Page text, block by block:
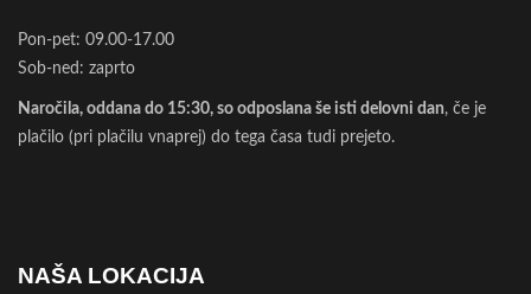
Pon-pet: 09.00-17.00
Sob-ned: zaprto
Naročila, oddana do 15:30, so odposlana še isti delovni dan, če je
plačilo (pri plačilu vnaprej) do tega časa tudi prejeto.
NAŠA LOKACIJA